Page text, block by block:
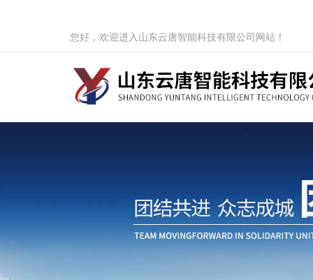
您好，欢迎进入山东云唐智能科技有限公司网站！